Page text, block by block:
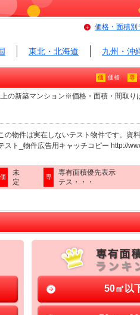
価格・面積別
東北・北海道 九州・沖
価 価格 専
の新築マンション※価格・面積・間取り
の物件は実在しないテスト物件です。資
スト_物件広告用キャッチコピー http://
価
未
定
専
専有面積優先表示
テス・・・
50㎡以